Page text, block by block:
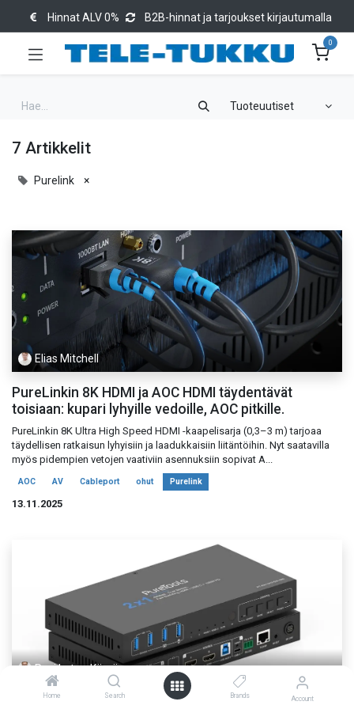
Home Search Brands Account
Hinnat ALV 0% B2B-hinnat ja tarjoukset kirjautumalla
0
Tuoteuutiset
7 Artikkelit
Purelink ×
Elias Mitchell
PureLinkin 8K HDMI ja AOC HDMI täydentävät
toisiaan: kupari lyhyille vedoille, AOC pitkille.
PureLinkin 8K Ultra High Speed HDMI -kaapelisarja (0,3–3 m) tarjoaa
täydellisen ratkaisun lyhyisiin ja laadukkaisiin liitäntöihin. Nyt saatavilla
myös pidempien vetojen vaativiin asennuksiin sopivat A...
AOC AV Cableport ohut Purelink
13.11.2025
Pasi Latva-Käyrä
2x1 Dual Screen USB-C / HDMI KVM kytkin - 40G